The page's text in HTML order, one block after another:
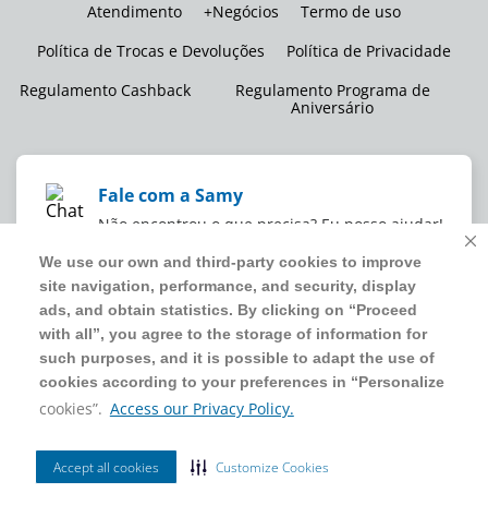
We use our own and third-party cookies to improve
site navigation, performance, and security, display
ads, and obtain statistics. By clicking on “Proceed
with all”, you agree to the storage of information for
such purposes, and it is possible to adapt the use of
cookies according to your preferences in “Personalize
cookies”. Access our Privacy Policy.
Accept all cookies Customize Cookies
We use our own and third-party cookies to improve
site navigation, performance, and security, display
ads, and obtain statistics. By clicking on “Proceed
with all”, you agree to the storage of information for
such purposes, and it is possible to adapt the use of
cookies according to your preferences in “Personalize
cookies”. Access our Privacy Policy.
Accept all cookies Customize Cookies
Atendimento +Negócios
Termo de uso
Política de Trocas e Devoluções
Política de Privacidade
Regulamento Cashback
Regulamento Programa de
Aniversário
Fale com a Samy
Não encontrou o que precisa? Eu posso ajudar!
WMB SUPERMERCADOS DO BRASIL LTDA
CNPJ sob o nº
00.063.960/0001-09
sediada na Av. Tucunaré, nº
125, Barueri, SP, CEP 06460-020
4020 5054
2024 Sam's Club | Todos os direitos reservados.